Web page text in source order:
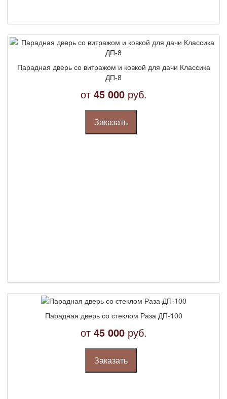
Парадная дверь со витражом и ковкой для дачи Классика
ДП-8
от 45 000 руб.
Заказать
Парадная дверь со стеклом Раза ДП-100
от 45 000 руб.
Заказать